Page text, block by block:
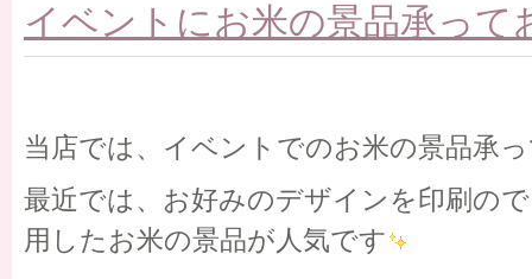
イベントにお米の景品承って
当店では、イベントでのお米の景品承
最近では、お好みのデザインを印刷の
用したお米の景品が人気です